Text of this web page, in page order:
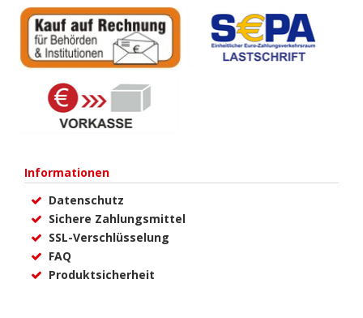
Informationen
Datenschutz
Sichere Zahlungsmittel
SSL-Verschlüsselung
FAQ
Produktsicherheit